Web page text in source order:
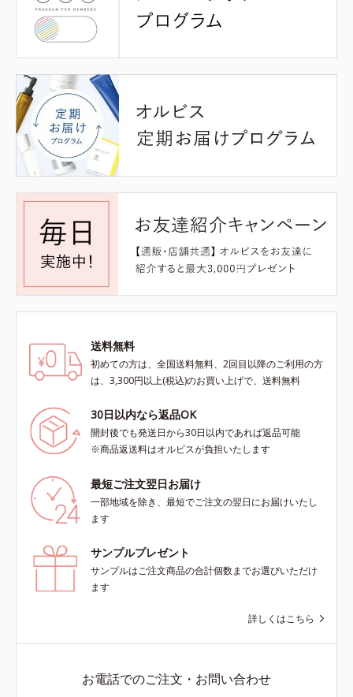
送料無料
初めての方は、全国送料無料、2回目以降のご利用の方
は、3,300円以上(税込)のお買い上げで、送料無料
30日以内なら返品OK
開封後でも発送日から30日以内であれば返品可能
※商品返送料はオルビスが負担いたします
最短ご注文翌日お届け
一部地域を除き、最短でご注文の翌日にお届けいたし
ます
サンプルプレゼント
サンプルはご注文商品の合計個数までお選びいただけ
ます
詳しくはこちら
お電話でのご注文・お問い合わせ